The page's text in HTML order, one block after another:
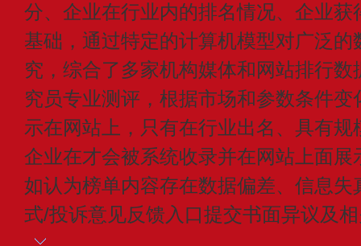
分、企业在行业内的排名情况、企业
基础，通过特定的计算机模型对广泛
究，综合了多家机构媒体和网站排行
究员专业测评，根据市场和参数条件
示在网站上，只有在行业出名、具有
企业在才会被系统收录并在网站上面
如认为榜单内容存在数据偏差、信息
式/投诉意见反馈入口提交书面异议及